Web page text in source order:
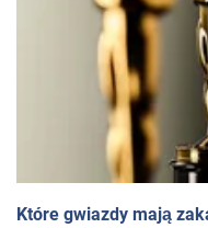
Które gwiazdy mają